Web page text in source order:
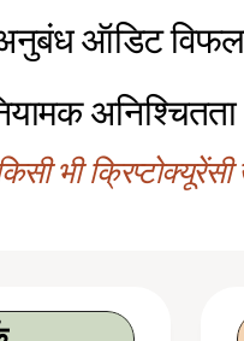
अनुबंध ऑडिट
अनिश्चितता
भी